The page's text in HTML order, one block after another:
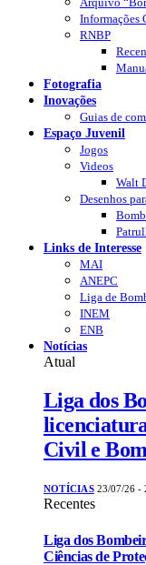
Informações
RNBP
Fotografia
Inovações
Guias de
Espaço Juvenil
Jogos
Videos
Walt
Desenhos
Links de Interesse
MAI
ANEPC
Liga de
INEM
ENB
Notícias
Atual
Liga dos
Civil e
NOTÍCIAS 23/07/26 -
Recentes
Liga dos
Ciências de